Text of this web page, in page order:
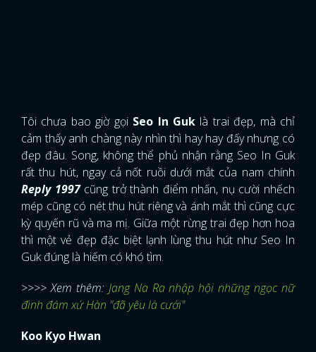
Tôi chưa bao giờ gọiSeo In Guklà trai đẹp, mà chỉ
cảm thấy anh chàng này nhìn thì hay hay đấy nhưng có
đẹp đâu. Song, không thể phủ nhận rằng Seo In Guk
rất thu hút, ngay cả nốt ruồi dưới mắt của nam chính
Reply 1997cũng trở thành điểm nhấn, nụ cười nhếch
mép cũng có nét thu hút riêng và ánh mắt thì cũng cực
kỳ quyến rũ và ma mị. Giữa một rừng trai đẹp hơn hoa
thì một vẻ đẹp đặc biệt lạnh lùng thu hút như Seo In
Guk đúng là hiếm có khó tìm.
>>>> Xem thêm: Jang Na Ra nhập hội những ngọc nữ
đình đám xứ Hàn "đã yêu là cưới"
Koo Kyo Hwan